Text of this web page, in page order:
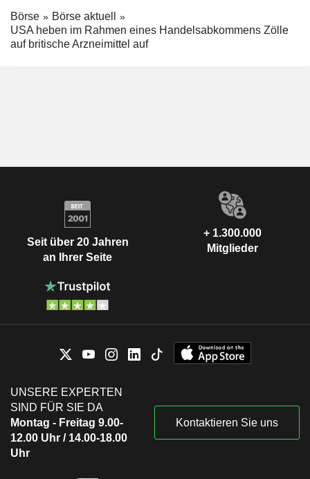
Börse
Börse aktuell
USA heben im Rahmen eines Handelsabkommens Zölle
auf britische Arzneimittel auf
Seit über 20 Jahren
an Ihrer Seite
+ 1.300.000
Mitglieder
UNSERE EXPERTEN
SIND FÜR SIE DA
Montag - Freitag 9.00-
12.00 Uhr / 14.00-18.00
Uhr
Kontaktieren Sie uns